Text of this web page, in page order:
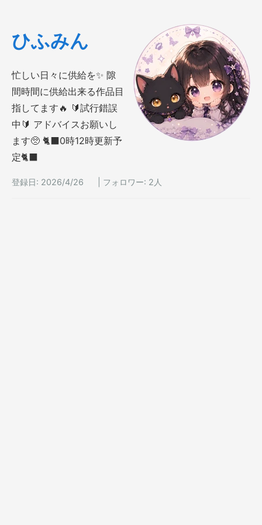
ひふみん
忙しい日々に供給を✨ 隙
間時間に供給出来る作品目
指してます🔥 🔰試行錯誤
中🔰 アドバイスお願いし
ます🥺 🐈‍⬛0時12時更新予
定🐈‍⬛
登録日: 2026/4/26 フォロワー: 2人